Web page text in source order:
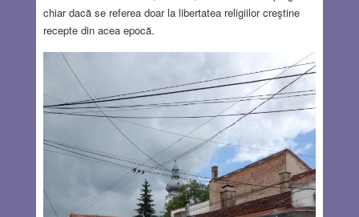
chiar dacă se referea doar la libertatea religiilor creştine
recepte din acea epocă.